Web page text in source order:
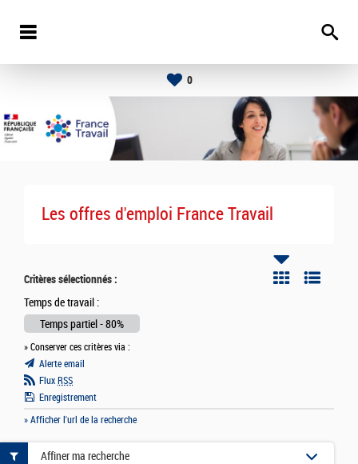
0
Les offres d'emploi France Travail
Critères sélectionnés :
Temps de travail :
Temps partiel - 80%
» Conserver ces critères via :
Alerte email
Flux RSS
Enregistrement
» Afficher l'url de la recherche
Affiner ma recherche